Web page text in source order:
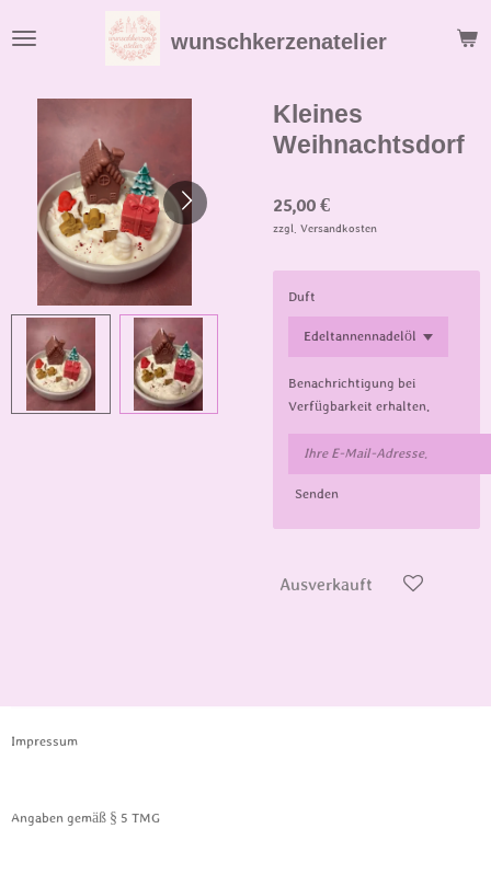
Hauptinhalt
wunschkerzenatelier
Kleines
Weihnachtsdorf
25,00 €
zzgl. Versandkosten
Duft
Benachrichtigung bei
Verfügbarkeit erhalten.
Senden
Ausverkauft
Impressum
Angaben gemäß § 5 TMG